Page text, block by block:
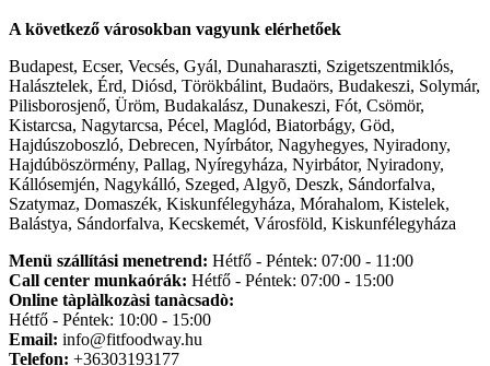
A következő városokban vagyunk elérhetőek
Budapest, Ecser, Vecsés, Gyál, Dunaharaszti, Szigetszentmiklós,
Halásztelek, Érd, Diósd, Törökbálint, Budaörs, Budakeszi, Solymár,
Pilisborosjenő, Üröm, Budakalász, Dunakeszi, Fót, Csömör,
Kistarcsa, Nagytarcsa, Pécel, Maglód, Biatorbágy, Göd,
Hajdúszoboszló, Debrecen, Nyírbátor, Nagyhegyes, Nyiradony,
Hajdúböszörmény, Pallag, Nyíregyháza, Nyirbátor, Nyiradony,
Kállósemjén, Nagykálló, Szeged, Algyõ, Deszk, Sándorfalva,
Szatymaz, Domaszék, Kiskunfélegyháza, Mórahalom, Kistelek,
Balástya, Sándorfalva, Kecskemét, Városföld, Kiskunfélegyháza
Menü szállítási menetrend: Hétfő - Péntek: 07:00 - 11:00
Call center munkaórák: Hétfő - Péntek: 07:00 - 15:00
Online tàplàlkozàsi tanàcsadò:
Hétfő - Péntek: 10:00 - 15:00
Email: info@fitfoodway.hu
Telefon: +36303193177